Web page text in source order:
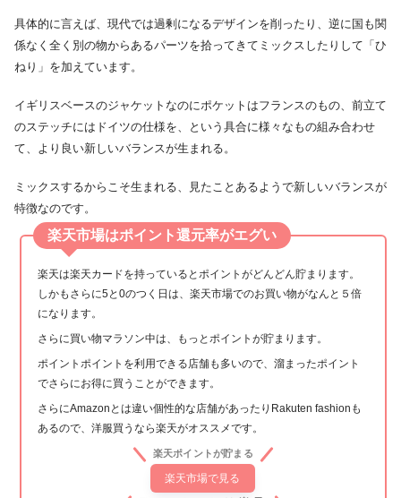
具体的に言えば、現代では過剰になるデザインを削ったり、逆に国も関
係なく全く別の物からあるパーツを拾ってきてミックスしたりして「ひ
ねり」を加えています。
イギリスベースのジャケットなのにポケットはフランスのもの、前立て
のステッチにはドイツの仕様を、という具合に様々なもの組み合わせ
て、より良い新しいバランスが生まれる。
ミックスするからこそ生まれる、見たことあるようで新しいバランスが
特徴なのです。
楽天市場はポイント還元率がエグい
楽天は楽天カードを持っているとポイントがどんどん貯まります。
しかもさらに5と0のつく日は、楽天市場でのお買い物がなんと５倍
になります。
さらに買い物マラソン中は、もっとポイントが貯まります。
ポイントポイントを利用できる店舗も多いので、溜まったポイント
でさらにお得に買うことができます。
さらにAmazonとは違い個性的な店舗があったりRakuten fashionも
あるので、洋服買うなら楽天がオススメです。
楽天ポイントが貯まる
楽天市場で見る